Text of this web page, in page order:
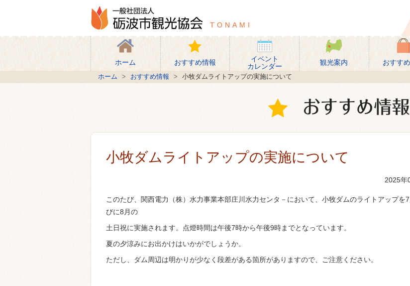
TONAMI
ホーム おすすめ情報
イベント
カレンダー
観光案内 おすす
ホーム おすすめ情報 小牧ダムライトアップの実施について
小牧ダムライトアップの実施について
2025年
このたび、関西電力（株）水力事業本部庄川水力センタ－において、小牧ダムのライトアップを
びに8月の
土日祝に実施されます。点燈時間は午後7時から午後9時までとなっています。
夏の夕涼みにお出かけはいかがでしょうか。
ただし、ダム周辺は明かりが少なく段差がある箇所がありますので、ご注意ください。